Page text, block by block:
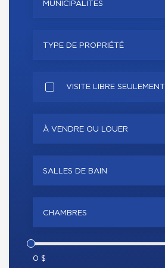
MUNICIPALITÉS
TYPE DE PROPRIÉTÉ
VISITE LIBRE SEULEMENT
À VENDRE OU LOUER
SALLES DE BAIN
CHAMBRES
0 $